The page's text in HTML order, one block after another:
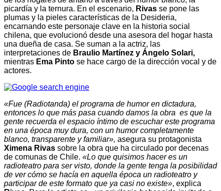
picardía y la ternura. En el escenario, Rivas se pone las
plumas y la pieles características de la Desideria,
encarnando este personaje clave en la historia social
chilena, que evolucionó desde una asesora del hogar hasta
una dueña de casa. Se suman a la actriz, las
interpretaciones de Braulio Martínez y Ángelo Solari,
mientras Ema Pinto se hace cargo de la dirección vocal y de
actores.
«Fue (Radiotanda) el programa de humor en dictadura,
entonces lo que más pasa cuando damos la obra es que la
gente recuerda el espacio íntimo de escuchar este programa
en una época muy dura, con un humor completamente
blanco, transparente y familiar», asegura su protagonista
Ximena Rivas sobre la obra que ha circulado por decenas
de comunas de Chile. «Lo que quisimos hacer es un
radioteatro para ser visto, donde la gente tenga la posibilidad
de ver cómo se hacía en aquella época un radioteatro y
participar de este formato que ya casi no existe», explica